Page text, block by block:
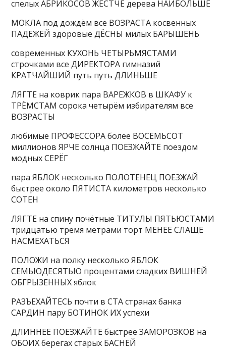
спелых АБРИКОСОВ ЖЁСТЧЕ дерева НАИБОЛЬШЕ
МОКЛА под дождём все ВОЗРАСТА косвенных
ПАДЕЖЕЙ здоровые ДЁСНЫ милых БАРЫШЕНЬ
современных КУХОНЬ ЧЕТЫРЬМЯСТАМИ
строчками все ДИРЕКТОРА гимназий
КРАТЧАЙШИЙ путь путь ДЛИНЬШЕ
ЛЯГТЕ на коврик пара ВАРЕЖКОВ в ШКАФУ к
ТРЁМСТАМ сорока четырём избирателям все
ВОЗРАСТЫ
любимые ПРОФЕССОРА более ВОСЕМЬСОТ
миллионов ЯРЧЕ солнца ПОЕЗЖАЙТЕ поездом
модных СЕРЁГ
пара ЯБЛОК несколько ПОЛОТЕНЕЦ ПОЕЗЖАЙ
быстрее около ПЯТИСТА километров несколько
СОТЕН
ЛЯГТЕ на спину почётные ТИТУЛЫ ПЯТЬЮСТАМИ
тридцатью тремя метрами торт МЕНЕЕ СЛАЩЕ
НАСМЕХАТЬСЯ
ПОЛОЖИ на полку несколько ЯБЛОК
СЕМЬЮДЕСЯТЬЮ процентами сладких ВИШНЕЙ
ОБГРЫЗЕННЫХ яблок
РАЗЪЕХАЙТЕСЬ почти в СТА странах банка
САРДИН пару БОТИНОК ИХ успехи
ДЛИННЕЕ ПОЕЗЖАЙТЕ быстрее ЗАМОРОЗКОВ на
ОБОИХ берегах старых БАСНЕЙ